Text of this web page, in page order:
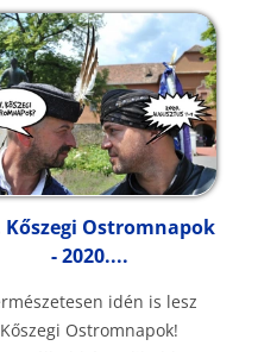
Kőszegi Ostromnapok
- 2020....
idén is lesz
Kőszegi Ostromnapok!